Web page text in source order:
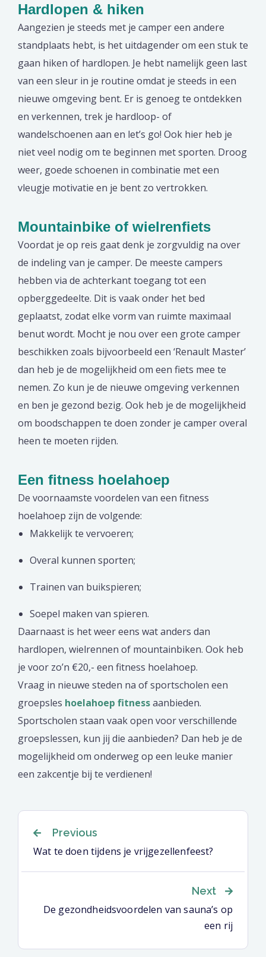
Hardlopen & hiken
Aangezien je steeds met je camper een andere
standplaats hebt, is het uitdagender om een stuk te
gaan hiken of hardlopen. Je hebt namelijk geen last
van een sleur in je routine omdat je steeds in een
nieuwe omgeving bent. Er is genoeg te ontdekken
en verkennen, trek je hardloop- of
wandelschoenen aan en let’s go! Ook hier heb je
niet veel nodig om te beginnen met sporten. Droog
weer, goede schoenen in combinatie met een
vleugje motivatie en je bent zo vertrokken.
Mountainbike of wielrenfiets
Voordat je op reis gaat denk je zorgvuldig na over
de indeling van je camper. De meeste campers
hebben via de achterkant toegang tot een
opberggedeelte. Dit is vaak onder het bed
geplaatst, zodat elke vorm van ruimte maximaal
benut wordt. Mocht je nou over een grote camper
beschikken zoals bijvoorbeeld een ‘Renault Master’
dan heb je de mogelijkheid om een fiets mee te
nemen. Zo kun je de nieuwe omgeving verkennen
en ben je gezond bezig. Ook heb je de mogelijkheid
om boodschappen te doen zonder je camper overal
heen te moeten rijden.
Een fitness hoelahoep
De voornaamste voordelen van een fitness
hoelahoep zijn de volgende:
Makkelijk te vervoeren;
Overal kunnen sporten;
Trainen van buikspieren;
Soepel maken van spieren.
Daarnaast is het weer eens wat anders dan
hardlopen, wielrennen of mountainbiken. Ook heb
je voor zo’n €20,- een fitness hoelahoep.
Vraag in nieuwe steden na of sportscholen een
groepsles hoelahoep fitnessaanbieden.
Sportscholen staan vaak open voor verschillende
groepslessen, kun jij die aanbieden? Dan heb je de
mogelijkheid om onderweg op een leuke manier
een zakcentje bij te verdienen!
Berichtnavigatie
Previous
Wat te doen tijdens je vrijgezellenfeest?
Next
De gezondheidsvoordelen van sauna’s op
een rij